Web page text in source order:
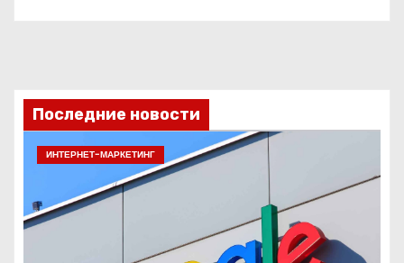
Последние новости
ИНТЕРНЕТ-МАРКЕТИНГ